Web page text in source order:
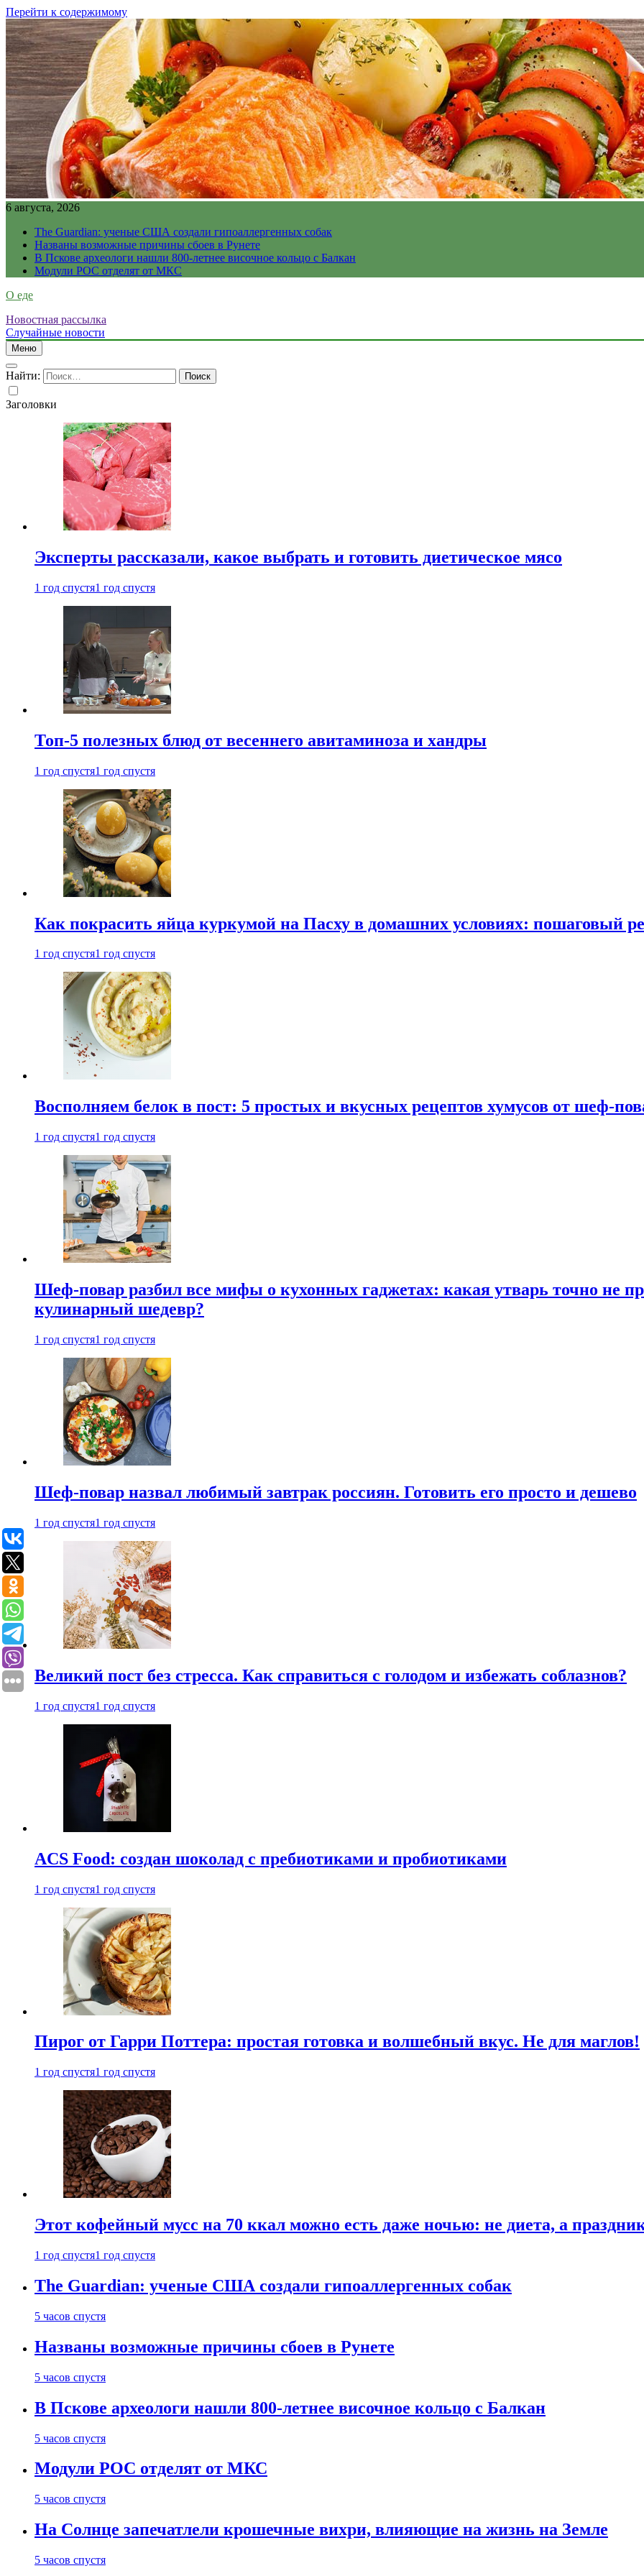
Перейти к содержимому
6 августа, 2026
The Guardian: ученые США создали гипоаллергенных собак
Названы возможные причины сбоев в Рунете
В Пскове археологи нашли 800-летнее височное кольцо с Балкан
Модули РОС отделят от МКС
О еде
Новостная рассылка
Случайные новости
Меню
Найти:
Заголовки
Эксперты рассказали, какое выбрать и готовить диетическое мясо
1 год спустя1 год спустя
Топ-5 полезных блюд от весеннего авитаминоза и хандры
1 год спустя1 год спустя
Как покрасить яйца куркумой на Пасху в домашних условиях: пошаговый
1 год спустя1 год спустя
Восполняем белок в пост: 5 простых и вкусных рецептов хумусов от шеф-
1 год спустя1 год спустя
Шеф-повар разбил все мифы о кухонных гаджетах: какая утварь точно не
кулинарный шедевр?
1 год спустя1 год спустя
Шеф-повар назвал любимый завтрак россиян. Готовить его просто и дешево
1 год спустя1 год спустя
Великий пост без стресса. Как справиться с голодом и избежать соблазнов?
1 год спустя1 год спустя
ACS Food: создан шоколад с пребиотиками и пробиотиками
1 год спустя1 год спустя
Пирог от Гарри Поттера: простая готовка и волшебный вкус. Не для маглов!
1 год спустя1 год спустя
Этот кофейный мусс на 70 ккал можно есть даже ночью: не диета, а
1 год спустя1 год спустя
The Guardian: ученые США создали гипоаллергенных собак
5 часов спустя
Названы возможные причины сбоев в Рунете
5 часов спустя
В Пскове археологи нашли 800-летнее височное кольцо с Балкан
5 часов спустя
Модули РОС отделят от МКС
5 часов спустя
На Солнце запечатлели крошечные вихри, влияющие на жизнь на Земле
5 часов спустя